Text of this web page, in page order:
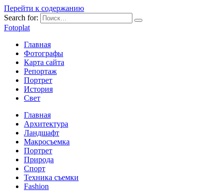
Перейти к содержанию
Search for:
Fotoplat
Главная
Фотографы
Карта сайта
Репортаж
Портрет
История
Свет
Главная
Архитектура
Ландшафт
Макросъемка
Портрет
Природа
Спорт
Техника съемки
Fashion